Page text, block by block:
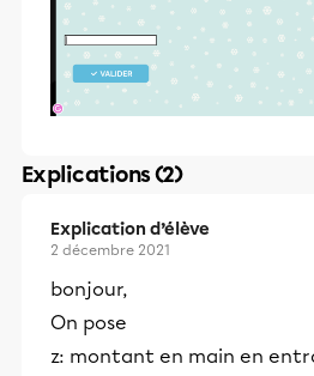
Explications (2)
Explication d’élève
2 décembre 2021
bonjour,
On pose
z: montant en main en